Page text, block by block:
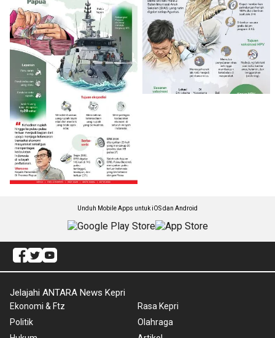
Unduh Mobile Apps untuk iOS dan Android
Jelajahi ANTARA News Kepri
Ekonomi & Ftz
Politik
Rasa Kepri
Olahraga